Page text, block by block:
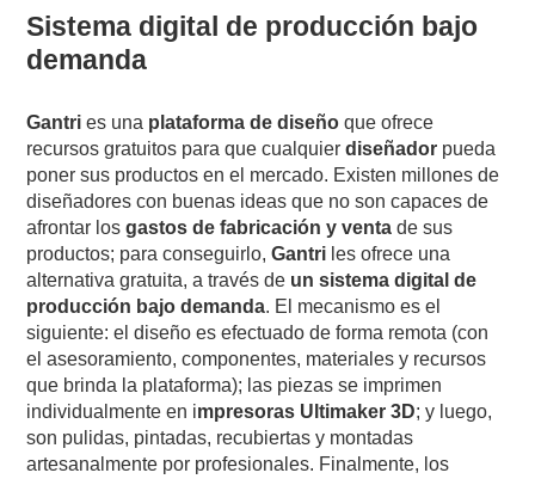
Sistema digital de producción bajo
demanda
Gantries una plataforma de diseño que ofrece
recursos gratuitos para que cualquierdiseñador pueda
poner sus productos en el mercado. Existen millones de
diseñadores con buenas ideas que no son capaces de
afrontar losgastos de fabricación y venta de sus
productos; para conseguirlo,Gantri les ofrece una
alternativa gratuita, a través de un sistema digital de
producción bajo demanda. El mecanismo es el
siguiente: el diseño es efectuado de forma remota (con
el asesoramiento, componentes, materiales y recursos
que brinda la plataforma); las piezas se imprimen
individualmente en impresoras Ultimaker 3D; y luego,
son pulidas, pintadas, recubiertas y montadas
artesanalmente por profesionales. Finalmente, los